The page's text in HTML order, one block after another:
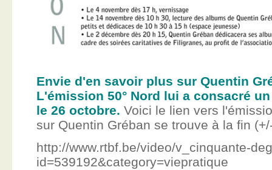
Envie d'en savoir plus sur Quentin
L'émission 50° Nord lui a consacré
le 26 octobre. Voici le lien vers
sur Quentin Gréban se trouve à la fin
http://www.rtbf.be/video/v_cinquante-
id=539192&category=viepratique